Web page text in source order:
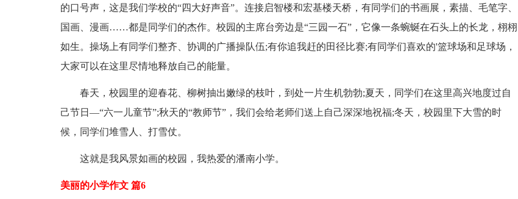
的口号声，这是我们学校的“四大好声音”。连接启智楼和宏基楼天桥，有同学们的书画展，素描、毛笔字、
国画、漫画……都是同学们的杰作。校园的主席台旁边是“三园一石”，它像一条蜿蜒在石头上的长龙，栩栩
如生。操场上有同学们整齐、协调的广播操队伍;有你追我赶的田径比赛;有同学们喜欢的'篮球场和足球场，
大家可以在这里尽情地释放自己的能量。
春天，校园里的迎春花、柳树抽出嫩绿的枝叶，到处一片生机勃勃;夏天，同学们在这里高兴地度过自
己节日—“六一儿童节”;秋天的“教师节”，我们会给老师们送上自己深深地祝福;冬天，校园里下大雪的时
候，同学们堆雪人、打雪仗。
这就是我风景如画的校园，我热爱的潘南小学。
美丽的小学作文 篇6